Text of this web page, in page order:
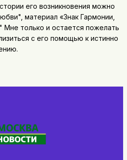
его возникновения можно
материал «Знак Гармонии,
Мне только и остается пожелать
с его помощью к истинно